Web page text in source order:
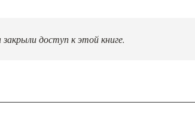
доступ к этой книге.